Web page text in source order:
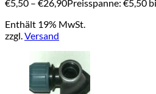
€5,50 – €26,90Preisspanne: €5,50
Enthält 19% MwSt.
zzgl.Versand